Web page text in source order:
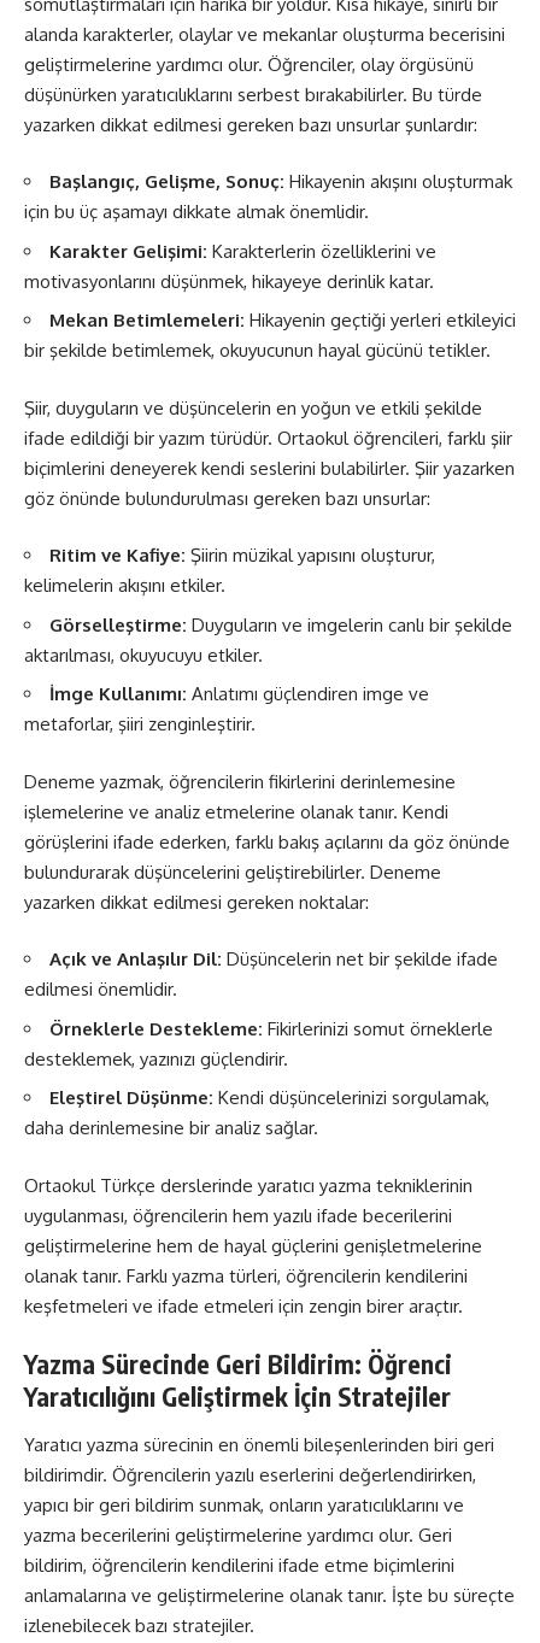
alanda karakterler, olaylar ve mekanlar oluşturma becerisini
geliştirmelerine yardımcı olur. Öğrenciler, olay örgüsünü
düşünürken yaratıcılıklarını serbest bırakabilirler. Bu türde
yazarken dikkat edilmesi gereken bazı unsurlar şunlardır:
Başlangıç, Gelişme, Sonuç: Hikayenin akışını oluşturmak
için bu üç aşamayı dikkate almak önemlidir.
Karakter Gelişimi: Karakterlerin özelliklerini ve
motivasyonlarını düşünmek, hikayeye derinlik katar.
Mekan Betimlemeleri: Hikayenin geçtiği yerleri etkileyici
bir şekilde betimlemek, okuyucunun hayal gücünü tetikler.
Şiir, duyguların ve düşüncelerin en yoğun ve etkili şekilde
ifade edildiği bir yazım türüdür. Ortaokul öğrencileri, farklı şiir
biçimlerini deneyerek kendi seslerini bulabilirler. Şiir yazarken
göz önünde bulundurulması gereken bazı unsurlar:
Ritim ve Kafiye: Şiirin müzikal yapısını oluşturur,
kelimelerin akışını etkiler.
Görselleştirme: Duyguların ve imgelerin canlı bir şekilde
aktarılması, okuyucuyu etkiler.
İmge Kullanımı: Anlatımı güçlendiren imge ve
metaforlar, şiiri zenginleştirir.
Deneme yazmak, öğrencilerin fikirlerini derinlemesine
işlemelerine ve analiz etmelerine olanak tanır. Kendi
görüşlerini ifade ederken, farklı bakış açılarını da göz önünde
bulundurarak düşüncelerini geliştirebilirler. Deneme
yazarken dikkat edilmesi gereken noktalar:
Açık ve Anlaşılır Dil: Düşüncelerin net bir şekilde ifade
edilmesi önemlidir.
Örneklerle Destekleme: Fikirlerinizi somut örneklerle
desteklemek, yazınızı güçlendirir.
Eleştirel Düşünme: Kendi düşüncelerinizi sorgulamak,
daha derinlemesine bir analiz sağlar.
Ortaokul Türkçe derslerinde yaratıcı yazma tekniklerinin
uygulanması, öğrencilerin hem yazılı ifade becerilerini
geliştirmelerine hem de hayal güçlerini genişletmelerine
olanak tanır. Farklı yazma türleri, öğrencilerin kendilerini
keşfetmeleri ve ifade etmeleri için zengin birer araçtır.
Yazma Sürecinde Geri Bildirim: Öğrenci
Yaratıcılığını Geliştirmek İçin Stratejiler
Yaratıcı yazma sürecinin en önemli bileşenlerinden biri geri
bildirimdir. Öğrencilerin yazılı eserlerini değerlendirirken,
yapıcı bir geri bildirim sunmak, onların yaratıcılıklarını ve
yazma becerilerini geliştirmelerine yardımcı olur. Geri
bildirim, öğrencilerin kendilerini ifade etme biçimlerini
anlamalarına ve geliştirmelerine olanak tanır. İşte bu süreçte
izlenebilecek bazı stratejiler.